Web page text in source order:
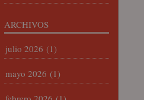
ARCHIVOS
julio 2026 (1)
mayo 2026 (1)